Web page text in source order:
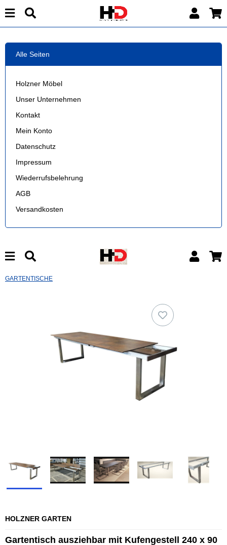
Alle Seiten
Holzner Möbel
Unser Unternehmen
Kontakt
Mein Konto
Datenschutz
Impressum
Wiederrufsbelehrung
AGB
Versandkosten
GARTENTISCHE
HOLZNER GARTEN
Gartentisch ausziehbar mit Kufengestell 240 x 90